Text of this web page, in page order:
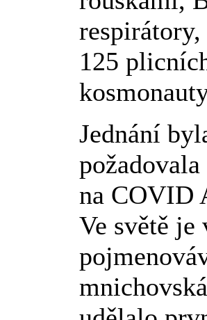
respirátory,
125
Jednání
na COVID
Ve světě je